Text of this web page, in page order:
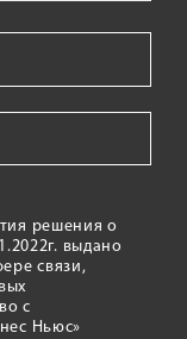
решения о
выдано
связи,
с
Ньюс»